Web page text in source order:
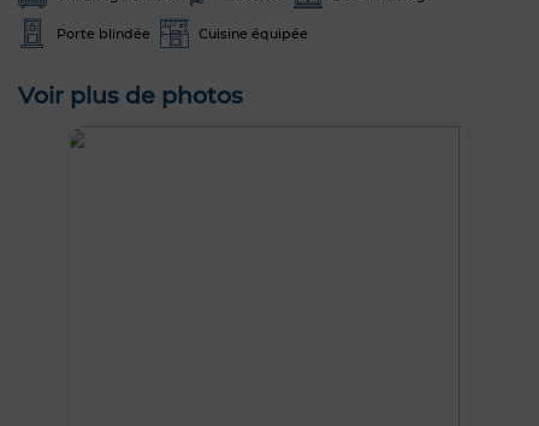
Porte blindée Cuisine équipée
Voir plus de photos